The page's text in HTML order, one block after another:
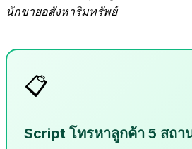
นักขายอสังหาริมทรัพย์
📋
Script โทรหาลูกค้า 5 สถ